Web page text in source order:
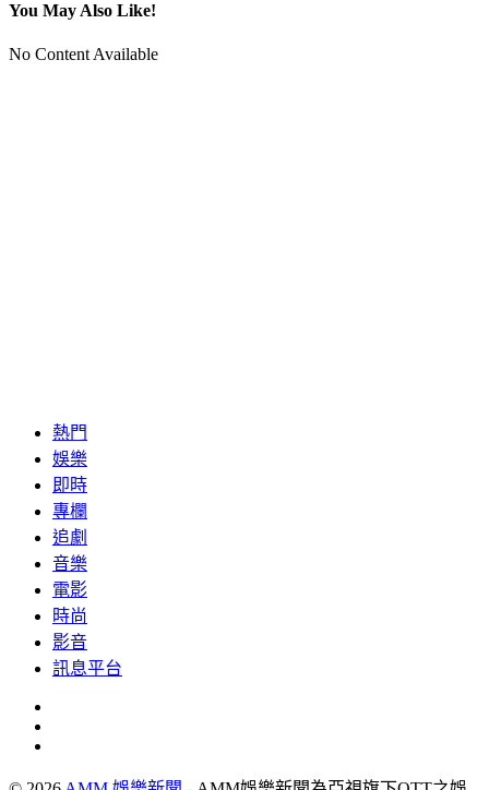
You May Also Like!
No Content Available
熱門
娛樂
即時
專欄
追劇
音樂
電影
時尚
影音
訊息平台